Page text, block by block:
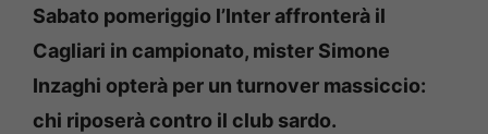
Sabato pomeriggio l’Inter affronterà il
Cagliari in campionato, mister Simone
Inzaghi opterà per un turnover massiccio:
chi riposerà contro il club sardo.